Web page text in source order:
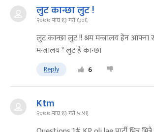
लुट कान्छा लुट !
२०७७ माघ १३ गते ६:०६
लुट कान्छा लुट !! श्रम मन्त्रालय हेन आफ्ना
मन्त्रालय " लुट है कान्छा
Reply 6
Ktm
२०७७ माघ १३ गते ५:४१